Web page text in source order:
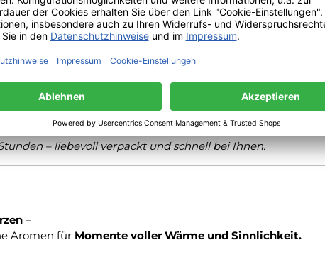
stilvolles Geschenk für besondere Menschen.
und einen Hauch Exotik in Ihr Zuhause –
– liebevoll verpackt und schnell bei Ihnen.
–
Aromen für Momente voller Wärme und Sinnlichkeit.